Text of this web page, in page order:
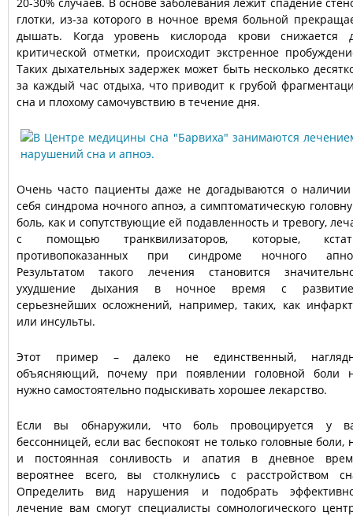
глотки, из-за которого в ночное время больной
дышать. Когда уровень кислорода крови снижается
критической отметки, происходит экстренное
Таких дыхательных задержек может быть несколько
за каждый час отдыха, что приводит к грубой
сна и плохому самочувствию в течение дня.
Очень часто пациенты даже не догадываются о
себя синдрома ночного апноэ, а симптоматическую
боль, как и сопутствующие ей подавленность и тревогу,
с помощью транквилизаторов, которые,
противопоказанных при синдроме ночного
Результатом такого лечения становится
ухудшение дыхания в ночное время с
серьезнейших осложнений, например, таких, как
или инсульты.
Этот пример – далеко не единственный,
объясняющий, почему при появлении головной боли
нужно самостоятельно подыскивать хорошее лекарство.
Если вы обнаружили, что боль провоцируется у
бессонницей, если вас беспокоят не только головные боли,
и постоянная сонливость и апатия в дневное
вероятнее всего, вы столкнулись с расстройством
Определить вид нарушения и подобрать
лечение вам смогут специалисты сомнологического